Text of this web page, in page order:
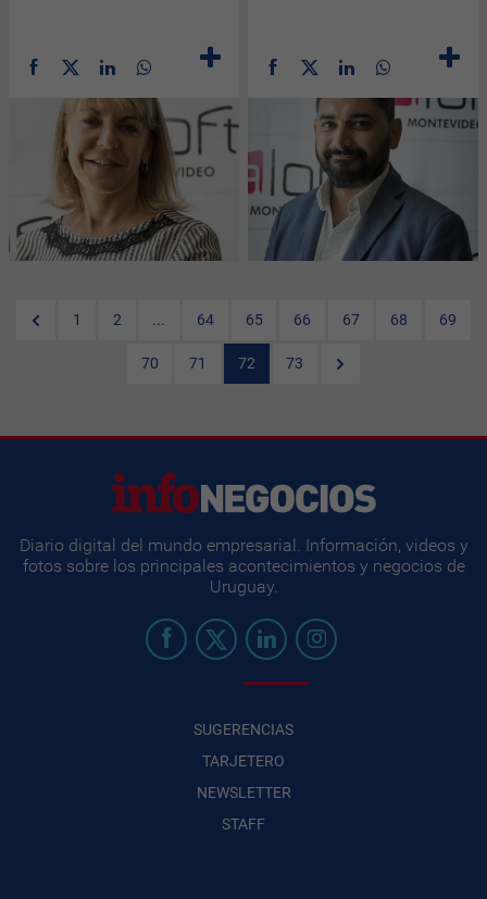
1 2 ... 64 65 66 67 68 69
70 71 72 73
Diario digital del mundo empresarial. Información, videos y
fotos sobre los principales acontecimientos y negocios de
Uruguay.
SUGERENCIAS
TARJETERO
NEWSLETTER
STAFF